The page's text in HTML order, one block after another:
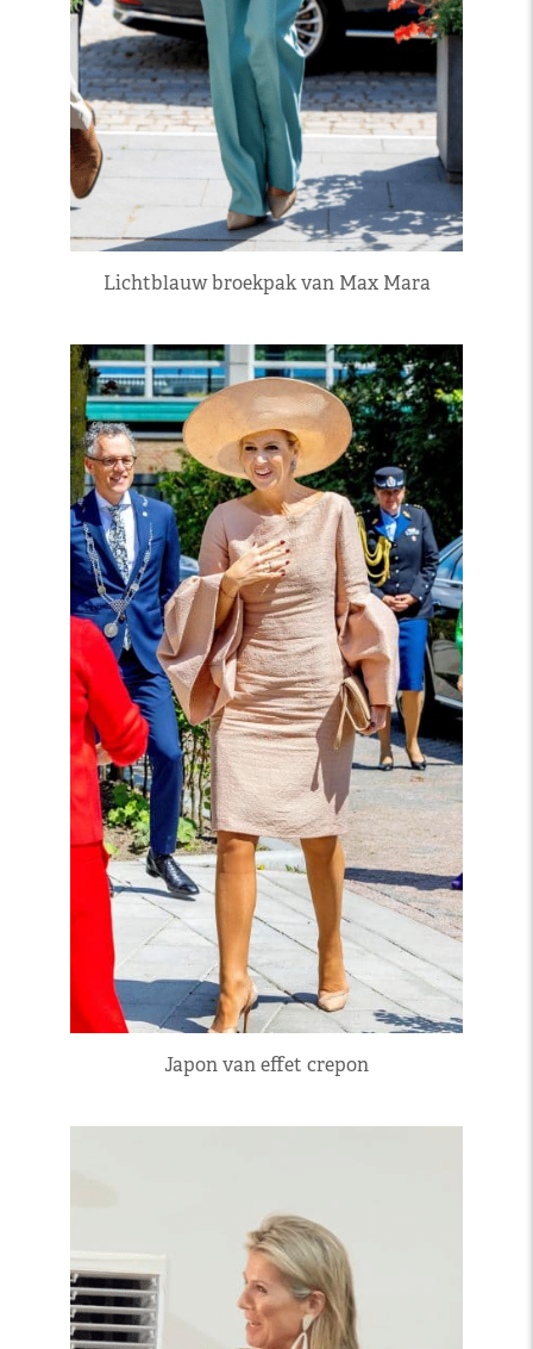
Lichtblauw broekpak van Max Mara
Japon van effet crepon